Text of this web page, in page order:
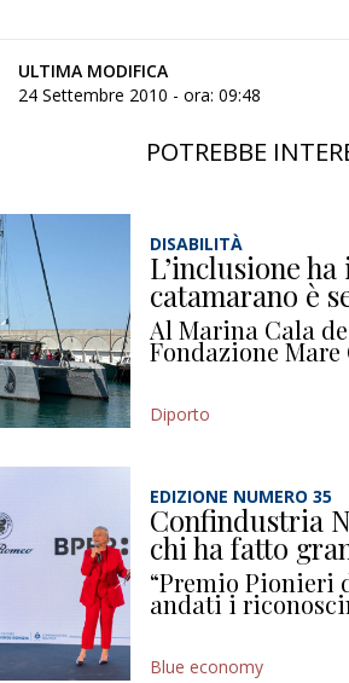
ULTIMA MODIFICA
24 Settembre 2010 - ora: 09:48
POTREBBE
DISABILITÀ
L’inclusione
catamarano è
Al Marina Cala
Fondazione
Diporto
EDIZIONE NUMERO 35
Confindustria
chi ha fatto
“Premio Pionieri
andati i
Blue economy